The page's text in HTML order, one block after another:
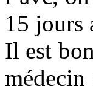
15 jours
Il est
médecin